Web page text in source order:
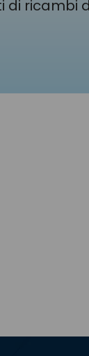
di ricambi